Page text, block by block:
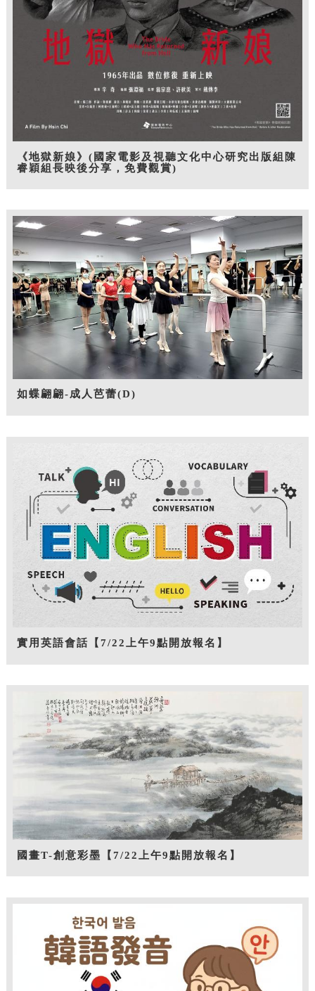
《地獄新娘》(國家電影及視聽文化中心研究出版組陳
睿穎組長映後分享，免費觀賞)
如蝶翩翩-成人芭蕾(D)
實用英語會話【7/22上午9點開放報名】
國畫T-創意彩墨【7/22上午9點開放報名】